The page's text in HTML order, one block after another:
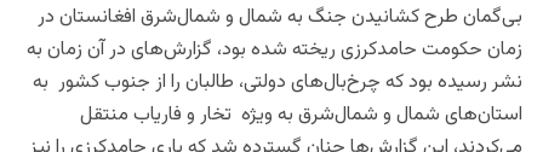
بی‌گمان طرح کشانیدن جنگ به شمال و شمال‌شرق افغانستان در
زمان حکومت حامدکرزی ریخته شده بود، گزارش‌های در آن زمان به
نشر رسیده بود که چرخ‌بال‌های دولتی، طالبان را از جنوب کشور به
استان‌های شمال و شمال‌شرق به ویژه تخار و فاریاب منتقل